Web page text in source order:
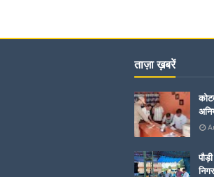
ताज़ा ख़बरें